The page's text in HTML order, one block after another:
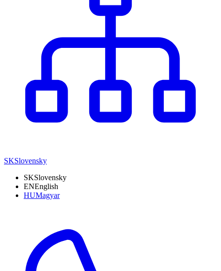
SKSlovensky
SKSlovensky
ENEnglish
HUMagyar